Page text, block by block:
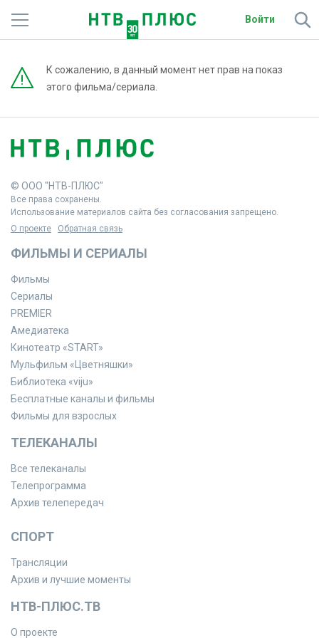
Войти
Фильмы и сериалы
Подписки
Радио
Спутниковым абонентам
О сайте
Активировать промокод
К сожалению, в данный момент нет прав на показ
этого фильма/сериала.
© ООО "НТВ-ПЛЮС"
Все права сохранены.
Использование материалов сайта без согласования запрещено.
О проекте
Обратная связь
ФИЛЬМЫ И СЕРИАЛЫ
Фильмы
Сериалы
PREMIER
Амедиатека
Кинотеатр «START»
Мульфильм «Цветняшки»
Библиотека «viju»
Бесплатные каналы и фильмы
Фильмы для взрослых
ТЕЛЕКАНАЛЫ
Все телеканалы
Телепрограмма
Архив телепередач
СПОРТ
Трансляции
Архив и лучшие моменты
НТВ-ПЛЮС.ТВ
О проекте